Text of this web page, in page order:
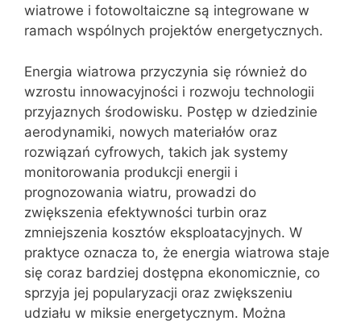
wiatrowe i fotowoltaiczne są integrowane w
ramach wspólnych projektów energetycznych.
Energia wiatrowa przyczynia się również do
wzrostu innowacyjności i rozwoju technologii
przyjaznych środowisku. Postęp w dziedzinie
aerodynamiki, nowych materiałów oraz
rozwiązań cyfrowych, takich jak systemy
monitorowania produkcji energii i
prognozowania wiatru, prowadzi do
zwiększenia efektywności turbin oraz
zmniejszenia kosztów eksploatacyjnych. W
praktyce oznacza to, że energia wiatrowa staje
się coraz bardziej dostępna ekonomicznie, co
sprzyja jej popularyzacji oraz zwiększeniu
udziału w miksie energetycznym. Można